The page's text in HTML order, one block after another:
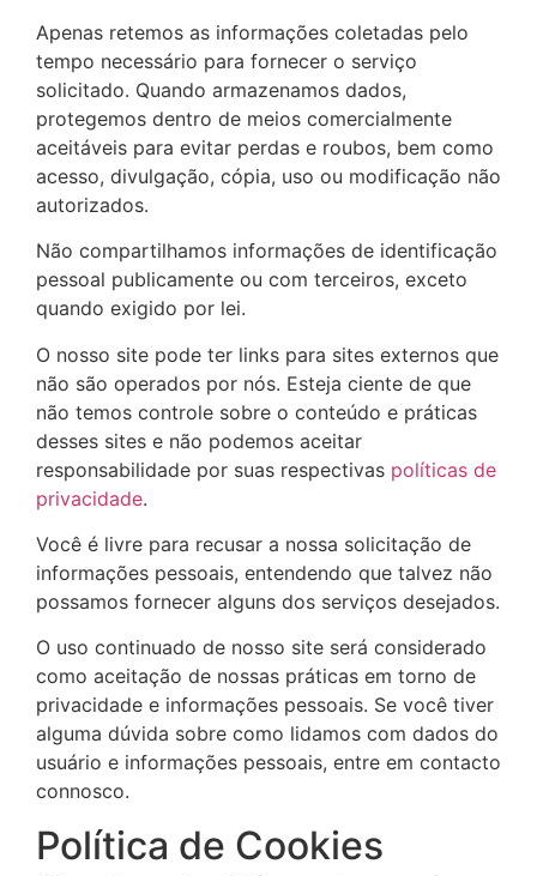
Apenas retemos as informações coletadas pelo
tempo necessário para fornecer o serviço
solicitado. Quando armazenamos dados,
protegemos dentro de meios comercialmente
aceitáveis ​​para evitar perdas e roubos, bem como
acesso, divulgação, cópia, uso ou modificação não
autorizados.
Não compartilhamos informações de identificação
pessoal publicamente ou com terceiros, exceto
quando exigido por lei.
O nosso site pode ter links para sites externos que
não são operados por nós. Esteja ciente de que
não temos controle sobre o conteúdo e práticas
desses sites e não podemos aceitar
responsabilidade por suas respectivas políticas de
privacidade.
Você é livre para recusar a nossa solicitação de
informações pessoais, entendendo que talvez não
possamos fornecer alguns dos serviços desejados.
O uso continuado de nosso site será considerado
como aceitação de nossas práticas em torno de
privacidade e informações pessoais. Se você tiver
alguma dúvida sobre como lidamos com dados do
usuário e informações pessoais, entre em contacto
connosco.
Política de Cookies